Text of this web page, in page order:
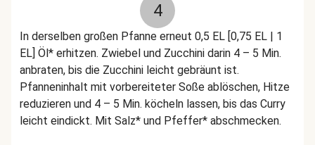
4
In derselben großen Pfanne erneut 0,5 EL [0,75 EL | 1
EL] Öl* erhitzen. Zwiebel und Zucchini darin 4 – 5 Min.
anbraten, bis die Zucchini leicht gebräunt ist.
Pfanneninhalt mit vorbereiteter Soße ablöschen, Hitze
reduzieren und 4 – 5 Min. köcheln lassen, bis das Curry
leicht eindickt. Mit Salz* und Pfeffer* abschmecken.